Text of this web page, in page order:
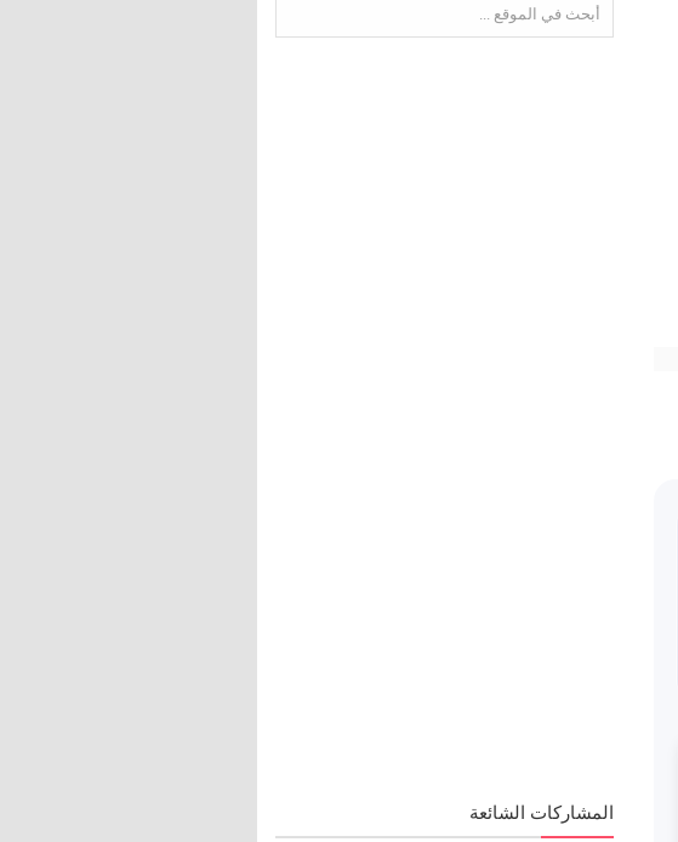
المشاركات الشائعة